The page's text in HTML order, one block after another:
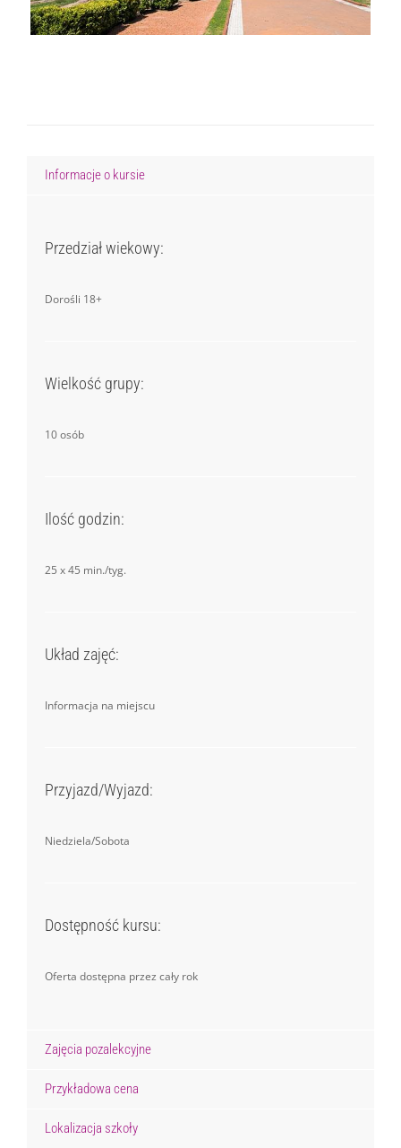
Informacje o kursie
Przedział wiekowy:
Dorośli 18+
Wielkość grupy:
10 osób
Ilość godzin:
25 x 45 min./tyg.
Układ zajęć:
Informacja na miejscu
Przyjazd/Wyjazd:
Niedziela/Sobota
Dostępność kursu:
Oferta dostępna przez cały rok
Zajęcia pozalekcyjne
Przykładowa cena
Lokalizacja szkoły